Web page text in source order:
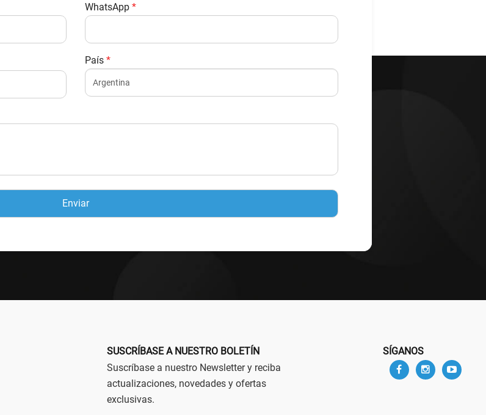
WhatsApp *
País *
SUSCRÍBASE A NUESTRO BOLETÍN
Suscríbase a nuestro Newsletter y reciba
actualizaciones, novedades y ofertas
exclusivas. ⁣⁣
SÍGANOS